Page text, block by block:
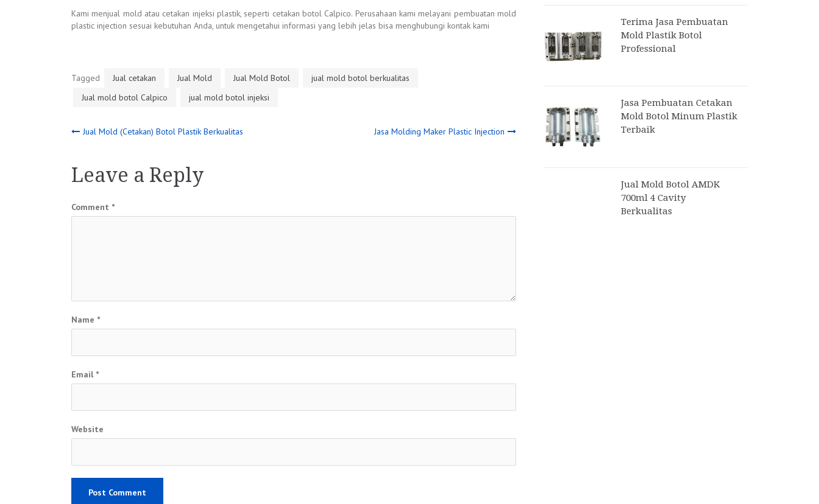
Kami menjual mold atau cetakan injeksi plastik, seperti cetakan botol Calpico. Perusahaan kami melayani pembuatan mold
plastic injection sesuai kebutuhan Anda, untuk mengetahui informasi yang lebih jelas bisa menghubungi kontak kami
Tagged Jual cetakan Jual Mold Jual Mold Botol
jual mold botol berkualitas
Jual mold botol Calpico
jual mold botol injeksi
Post
navigation
Jual Mold (Cetakan) Botol Plastik Berkualitas Jasa Molding Maker Plastic Injection
Leave a Reply
Comment *
Name *
Email *
Website
Terima Jasa Pembuatan
Mold Plastik Botol
Professional
Jasa Pembuatan Cetakan
Mold Botol Minum Plastik
Terbaik
Jual Mold Botol AMDK
700ml 4 Cavity
Berkualitas